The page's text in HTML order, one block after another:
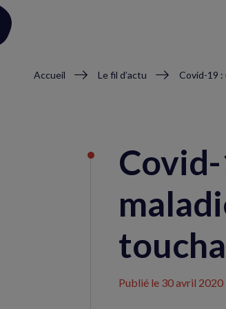
Fil
Accueil Le fil d’actu
Publié le 30 avril 2020